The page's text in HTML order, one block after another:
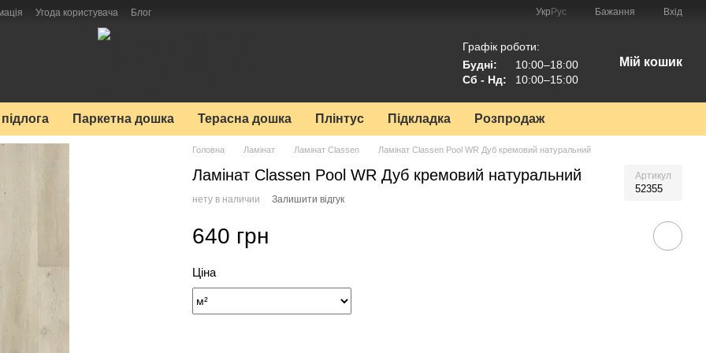
Угода користувача Блог Укр Рус Бажання Вхід
Графік роботи:
Будні:
10:00–18:00
Сб - Нд:
10:00–15:00
Мій кошик
Паркетна дошка Терасна дошка Плінтус Підкладка Розпродаж
Головна Ламінат Ламінат Classen Ламінат Classen Pool WR Дуб кремовий натуральний
Ламінат Classen Pool WR Дуб кремовий натуральний Артикул
52355
нету в наличии Залишити відгук
640 грн
Ціна